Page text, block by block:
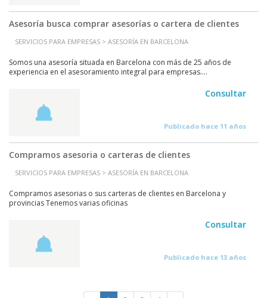
Asesoría busca comprar asesorías o cartera de clientes
SERVICIOS PARA EMPRESAS > ASESORÍA EN BARCELONA
Somos una asesoría situada en Barcelona con más de 25 años de
experiencia en el asesoramiento integral para empresas....
Consultar
Publicado hace 11 años
Compramos asesoria o carteras de clientes
SERVICIOS PARA EMPRESAS > ASESORÍA EN BARCELONA
Compramos asesorias o sus carteras de clientes en Barcelona y
provincias Tenemos varias oficinas
Consultar
Publicado hace 13 años